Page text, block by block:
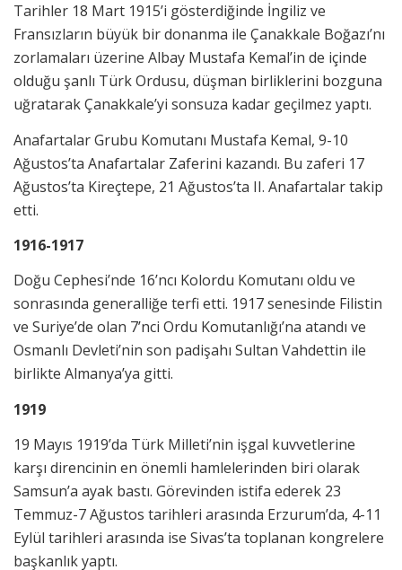
Tarihler 18 Mart 1915’i gösterdiğinde İngiliz ve
Fransızların büyük bir donanma ile Çanakkale Boğazı’nı
zorlamaları üzerine Albay Mustafa Kemal’in de içinde
olduğu şanlı Türk Ordusu, düşman birliklerini bozguna
uğratarak Çanakkale’yi sonsuza kadar geçilmez yaptı.
Anafartalar Grubu Komutanı Mustafa Kemal, 9-10
Ağustos’ta Anafartalar Zaferini kazandı. Bu zaferi 17
Ağustos’ta Kireçtepe, 21 Ağustos’ta II. Anafartalar takip
etti.
1916-1917
Doğu Cephesi’nde 16’ncı Kolordu Komutanı oldu ve
sonrasında generalliğe terfi etti. 1917 senesinde Filistin
ve Suriye’de olan 7’nci Ordu Komutanlığı’na atandı ve
Osmanlı Devleti’nin son padişahı Sultan Vahdettin ile
birlikte Almanya’ya gitti.
1919
19 Mayıs 1919’da Türk Milleti’nin işgal kuvvetlerine
karşı direncinin en önemli hamlelerinden biri olarak
Samsun’a ayak bastı. Görevinden istifa ederek 23
Temmuz-7 Ağustos tarihleri arasında Erzurum’da, 4-11
Eylül tarihleri arasında ise Sivas’ta toplanan kongrelere
başkanlık yaptı.